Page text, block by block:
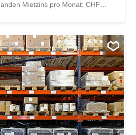
Mietzins pro Monat: CHF
Lagerräume. Wir leiten Ihre
direkt weiter an die Vermieter,
schnell wieder bei Ihnen
selbst ist nicht die
Lagerraums. Dieses
weitere freie Lagerräume finden